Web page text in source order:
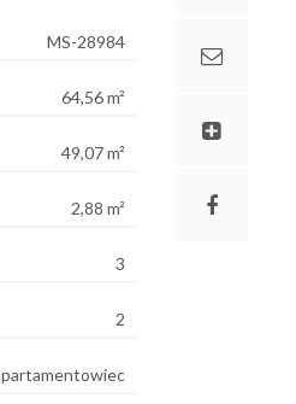
MS-28984
64,56 m²
49,07 m²
2,88 m²
3
2